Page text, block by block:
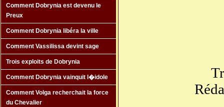
Comment Dobrynia est devenu le
Preux
Comment Dobrynia libéra la ville
Comment Vassilissa devint sage
Trois exploits de Dobrynia
Comment Dobrynia vainquit l�idole
Comment Volga recherchait la force
du Chevalier